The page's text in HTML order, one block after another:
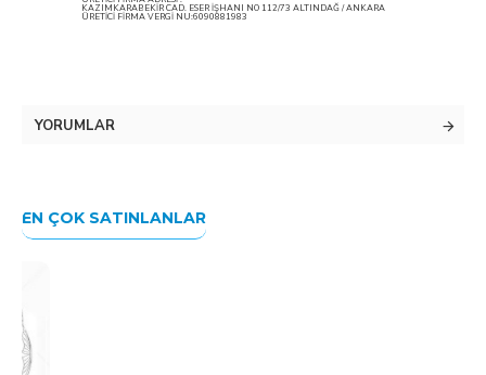
KAZIMKARABEKİR CAD. ESER İŞHANI NO 112/73 ALTINDAĞ / ANKARA
ÜRETİCİ FİRMA VERGİ NU:6090881983
YORUMLAR
EN ÇOK SATINLANLAR